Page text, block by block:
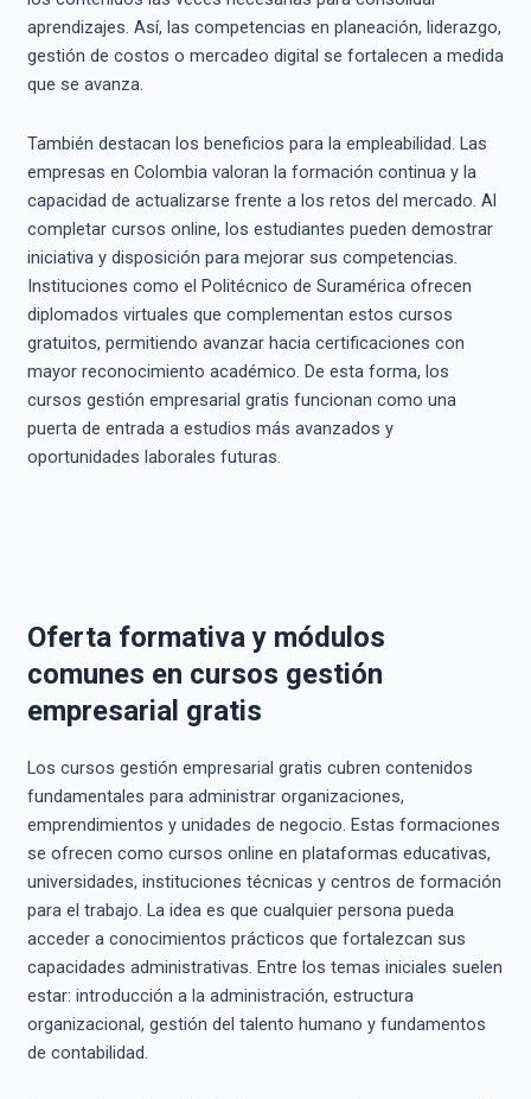
aprendizajes. Así, las competencias en planeación, liderazgo,
gestión de costos o mercadeo digital se fortalecen a medida
que se avanza.
También destacan los beneficios para la empleabilidad. Las
empresas en Colombia valoran la formación continua y la
capacidad de actualizarse frente a los retos del mercado. Al
completar cursos online, los estudiantes pueden demostrar
iniciativa y disposición para mejorar sus competencias.
Instituciones como el Politécnico de Suramérica ofrecen
diplomados virtuales que complementan estos cursos
gratuitos, permitiendo avanzar hacia certificaciones con
mayor reconocimiento académico. De esta forma, los
cursos gestión empresarial gratis funcionan como una
puerta de entrada a estudios más avanzados y
oportunidades laborales futuras.
Oferta formativa y módulos
comunes en cursos gestión
empresarial gratis
Los cursos gestión empresarial gratis cubren contenidos
fundamentales para administrar organizaciones,
emprendimientos y unidades de negocio. Estas formaciones
se ofrecen como cursos online en plataformas educativas,
universidades, instituciones técnicas y centros de formación
para el trabajo. La idea es que cualquier persona pueda
acceder a conocimientos prácticos que fortalezcan sus
capacidades administrativas. Entre los temas iniciales suelen
estar: introducción a la administración, estructura
organizacional, gestión del talento humano y fundamentos
de contabilidad.